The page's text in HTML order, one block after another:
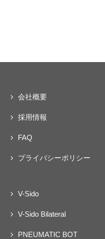
会社概要
採用情報
FAQ
プライバシーポリシー
V-Sido
V-Sido Bilateral
PNEUMATIC BOT